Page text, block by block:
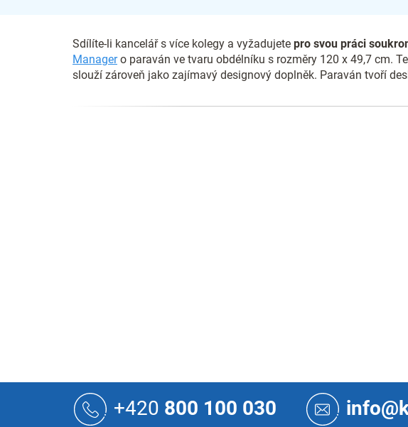
Sdílíte-li kancelář s více kolegy a vyžadujete pro svou práci
Managero paraván ve tvaru obdélníku s rozměry 120 x 49,7 cm.
slouží zároveň jako zajímavý designový doplněk. Paraván tvoří
+420 800 100 030